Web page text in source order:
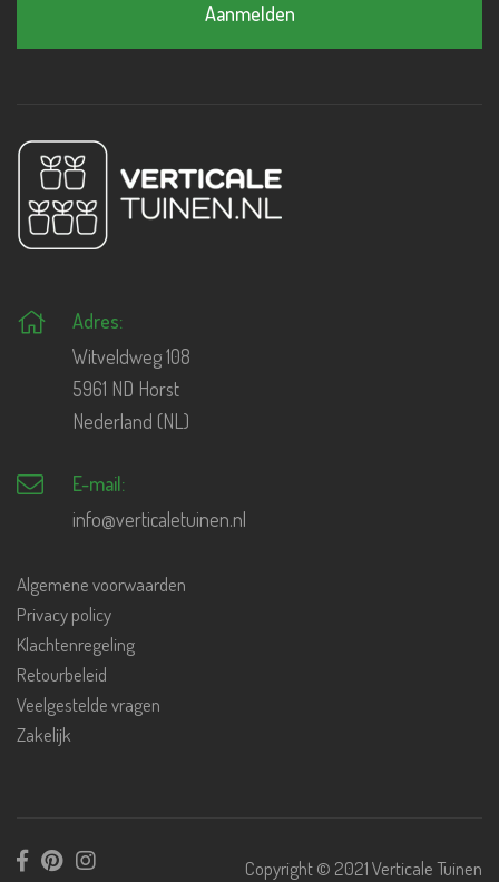
Aanmelden
Adres:
Witveldweg 108
5961 ND Horst
Nederland (NL)
E-mail:
info@verticaletuinen.nl
Algemene voorwaarden
Privacy policy
Klachtenregeling
Retourbeleid
Veelgestelde vragen
Zakelijk
Copyright © 2021 Verticale Tuinen